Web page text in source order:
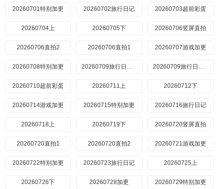
20260701特别加更 20260702旅行日记 20260703超前彩蛋
20260704上 20260705下 ​20260706竖屏直拍
​20260706直拍2 ​20260706直拍1 20260707游戏加更
20260708特别加更
20260710超前彩蛋 20260711上 20260712下
20260714游戏加更 20260715特别加更 20260716旅行日记
20260718上 20260719下 20260720竖屏直拍
20260720直拍1 ​20260720直拍2 20260721游戏加更
20260722特别加更 20260723旅行日记 20260725上
20260726下 20260728加更 20260729特别加更